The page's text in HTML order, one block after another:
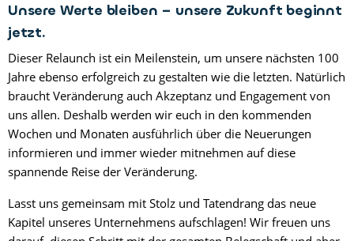
Unsere Werte bleiben – unsere Zukunft beginnt
jetzt.
Dieser Relaunch ist ein Meilenstein, um unsere nächsten 100
Jahre ebenso erfolgreich zu gestalten wie die letzten. Natürlich
braucht Veränderung auch Akzeptanz und Engagement von
uns allen. Deshalb werden wir euch in den kommenden
Wochen und Monaten ausführlich über die Neuerungen
informieren und immer wieder mitnehmen auf diese
spannende Reise der Veränderung.
Lasst uns gemeinsam mit Stolz und Tatendrang das neue
Kapitel unseres Unternehmens aufschlagen! Wir freuen uns